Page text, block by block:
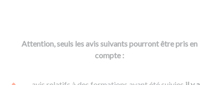
Attention, seuls les avis suivants pourront être pris en
compte :